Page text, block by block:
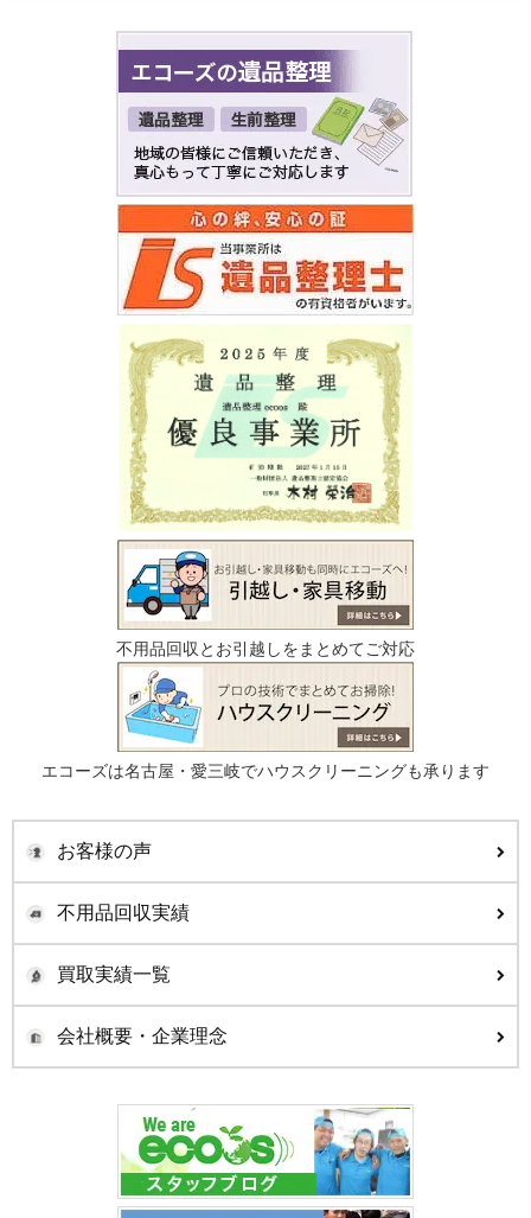
不用品回収とお引越しをまとめてご対応
エコーズは名古屋・愛三岐でハウスクリーニングも承ります
お客様の声
不用品回収実績
買取実績一覧
会社概要・企業理念